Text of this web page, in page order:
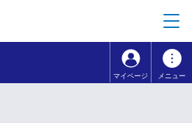
クナビゲーションへ移動
マイページ メニュー